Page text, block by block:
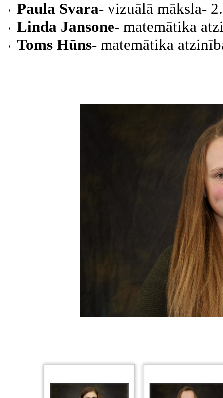
Paula Svara- vizuālā māksla-
Linda Jansone- matemātika
Toms Hūns- matemātika